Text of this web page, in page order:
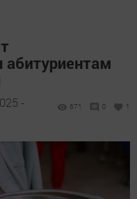
-
671 0 1